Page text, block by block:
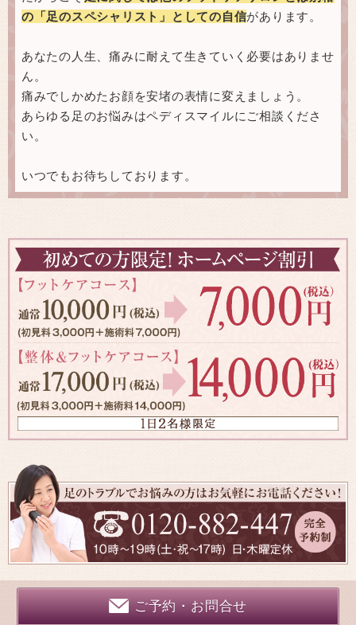
の「足のスペシャリスト」としての自信があります。
あなたの人生、痛みに耐えて生きていく必要はありませ
ん。
痛みでしかめたお顔を安堵の表情に変えましょう。
あらゆる足のお悩みはペディスマイルにご相談くださ
い。
いつでもお待ちしております。
ご予約・お問合せ